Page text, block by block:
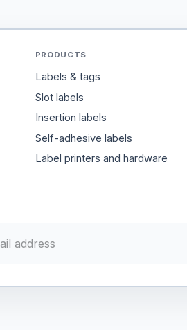
PRODUCTS
Labels & tags
Slot labels
Insertion labels
Self-adhesive labels
Label printers and hardware